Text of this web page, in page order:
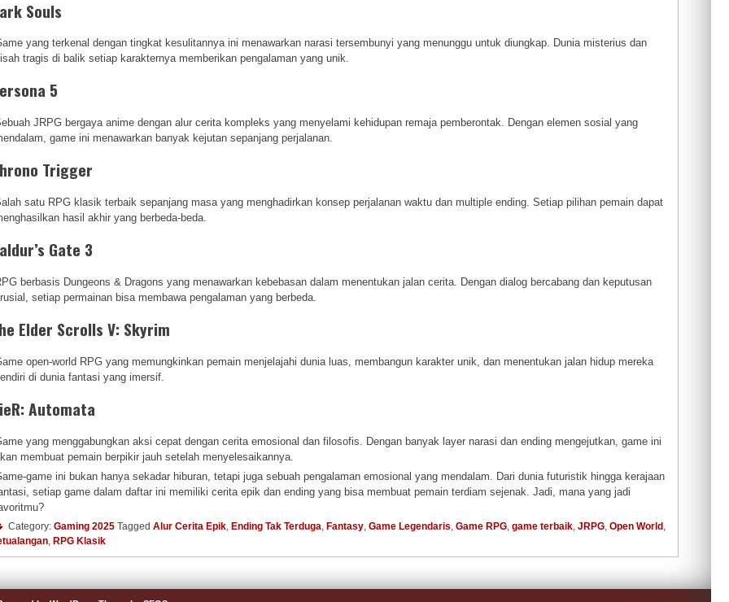
Souls
yang terkenal dengan tingkat kesulitannya ini menawarkan narasi tersembunyi yang menunggu untuk diungkap. Dunia misterius dan
tragis di balik setiap karakternya memberikan pengalaman yang unik.
5
JRPG bergaya anime dengan alur cerita kompleks yang menyelami kehidupan remaja pemberontak. Dengan elemen sosial yang
game ini menawarkan banyak kejutan sepanjang perjalanan.
Trigger
satu RPG klasik terbaik sepanjang masa yang menghadirkan konsep perjalanan waktu dan multiple ending. Setiap pilihan pemain dapat
hasil akhir yang berbeda-beda.
Gate 3
berbasis Dungeons & Dragons yang menawarkan kebebasan dalam menentukan jalan cerita. Dengan dialog bercabang dan keputusan
setiap permainan bisa membawa pengalaman yang berbeda.
Elder Scrolls V: Skyrim
open-world RPG yang memungkinkan pemain menjelajahi dunia luas, membangun karakter unik, dan menentukan jalan hidup mereka
di dunia fantasi yang imersif.
Automata
yang menggabungkan aksi cepat dengan cerita emosional dan filosofis. Dengan banyak layer narasi dan ending mengejutkan, game ini
membuat pemain berpikir jauh setelah menyelesaikannya.
game ini bukan hanya sekadar hiburan, tetapi juga sebuah pengalaman emosional yang mendalam. Dari dunia futuristik hingga kerajaan
setiap game dalam daftar ini memiliki cerita epik dan ending yang bisa membuat pemain terdiam sejenak. Jadi, mana yang jadi
Category: Gaming 2025 Tagged Alur Cerita Epik, Ending Tak Terduga, Fantasy, Game Legendaris, Game RPG, game terbaik, JRPG, Open World,
, RPG Klasik